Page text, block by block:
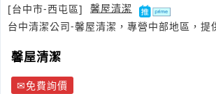
[台中市-西屯區]
馨屋清潔
台中清潔公司-馨屋清潔，專營中部地區，提
馨屋清潔
免費詢價